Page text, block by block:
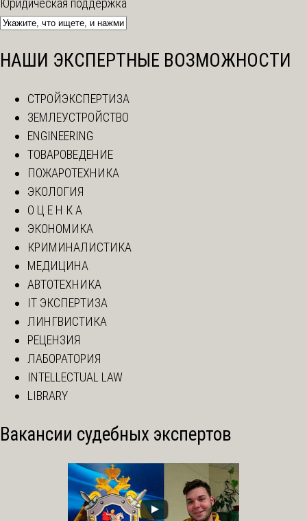
Юридическая поддержка
НАШИ ЭКСПЕРТНЫЕ ВОЗМОЖНОСТИ
СТРОЙЭКСПЕРТИЗА
ЗЕМЛЕУСТРОЙСТВО
ENGINEERING
ТОВАРОВЕДЕНИЕ
ПОЖАРОТЕХНИКА
ЭКОЛОГИЯ
О Ц Е Н К А
ЭКОНОМИКА
КРИМИНАЛИСТИКА
МЕДИЦИНА
АВТОТЕХНИКА
IT ЭКСПЕРТИЗА
ЛИНГВИСТИКА
РЕЦЕНЗИЯ
ЛАБОРАТОРИЯ
INTELLECTUAL LAW
LIBRARY
Вакансии судебных экспертов